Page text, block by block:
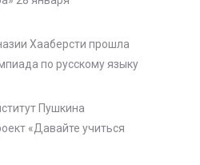
Хааберсти прошла
по русскому языку
Пушкина
«Давайте учиться